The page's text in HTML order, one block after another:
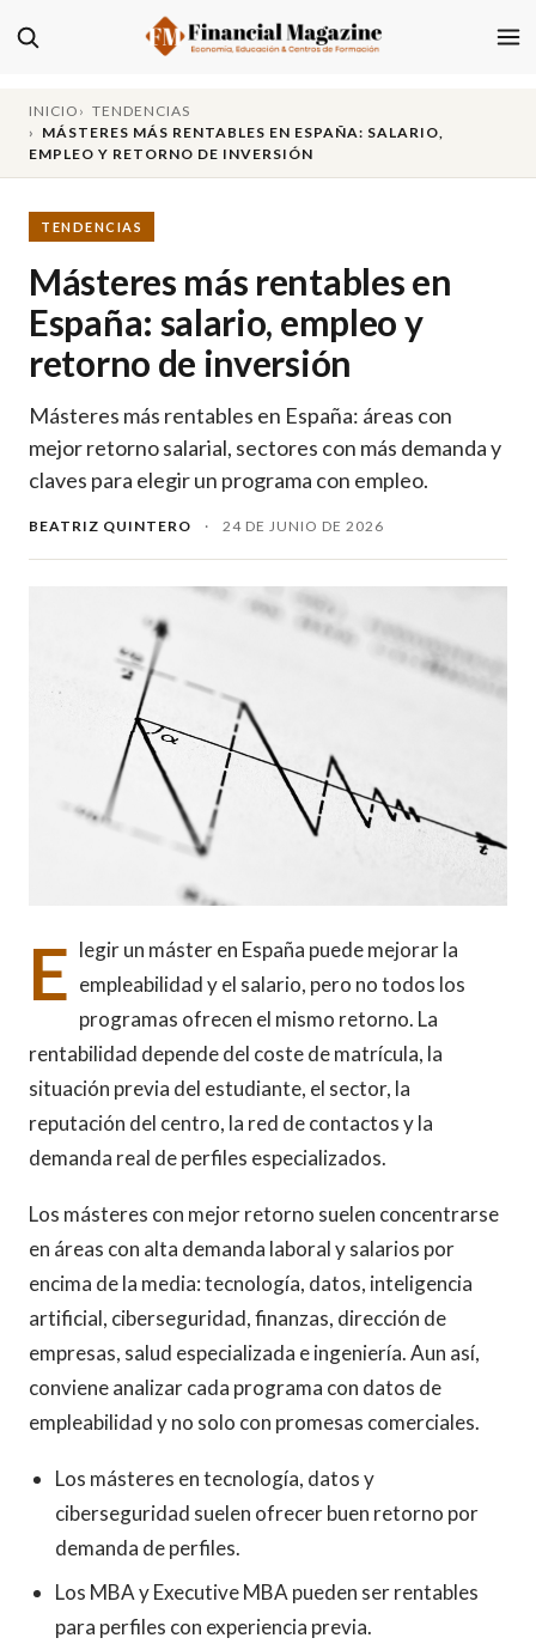
INICIO
TENDENCIAS
MÁSTERES MÁS RENTABLES EN ESPAÑA: SALARIO,
EMPLEO Y RETORNO DE INVERSIÓN
TENDENCIAS
Másteres más rentables en
España: salario, empleo y
retorno de inversión
Másteres más rentables en España: áreas con
mejor retorno salarial, sectores con más demanda y
claves para elegir un programa con empleo.
BEATRIZ QUINTERO · 24 DE JUNIO DE 2026
E legir un máster en España puede mejorar la
empleabilidad y el salario, pero no todos los
programas ofrecen el mismo retorno. La
rentabilidad depende del coste de matrícula, la
situación previa del estudiante, el sector, la
reputación del centro, la red de contactos y la
demanda real de perfiles especializados.
Los másteres con mejor retorno suelen concentrarse
en áreas con alta demanda laboral y salarios por
encima de la media: tecnología, datos, inteligencia
artificial, ciberseguridad, finanzas, dirección de
empresas, salud especializada e ingeniería. Aun así,
conviene analizar cada programa con datos de
empleabilidad y no solo con promesas comerciales.
Los másteres en tecnología, datos y
ciberseguridad suelen ofrecer buen retorno por
demanda de perfiles.
Los MBA y Executive MBA pueden ser rentables
para perfiles con experiencia previa.